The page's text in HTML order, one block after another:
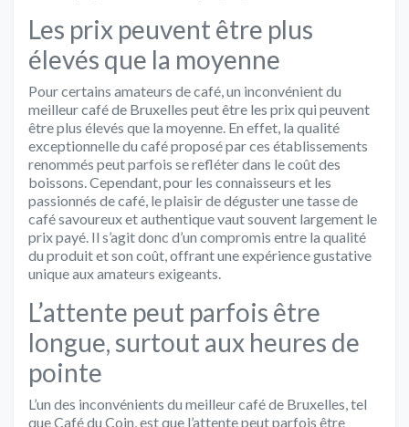
Les prix peuvent être plus
élevés que la moyenne
Pour certains amateurs de café, un inconvénient du
meilleur café de Bruxelles peut être les prix qui peuvent
être plus élevés que la moyenne. En effet, la qualité
exceptionnelle du café proposé par ces établissements
renommés peut parfois se refléter dans le coût des
boissons. Cependant, pour les connaisseurs et les
passionnés de café, le plaisir de déguster une tasse de
café savoureux et authentique vaut souvent largement le
prix payé. Il s’agit donc d’un compromis entre la qualité
du produit et son coût, offrant une expérience gustative
unique aux amateurs exigeants.
L’attente peut parfois être
longue, surtout aux heures de
pointe
L’un des inconvénients du meilleur café de Bruxelles, tel
que Café du Coin, est que l’attente peut parfois être